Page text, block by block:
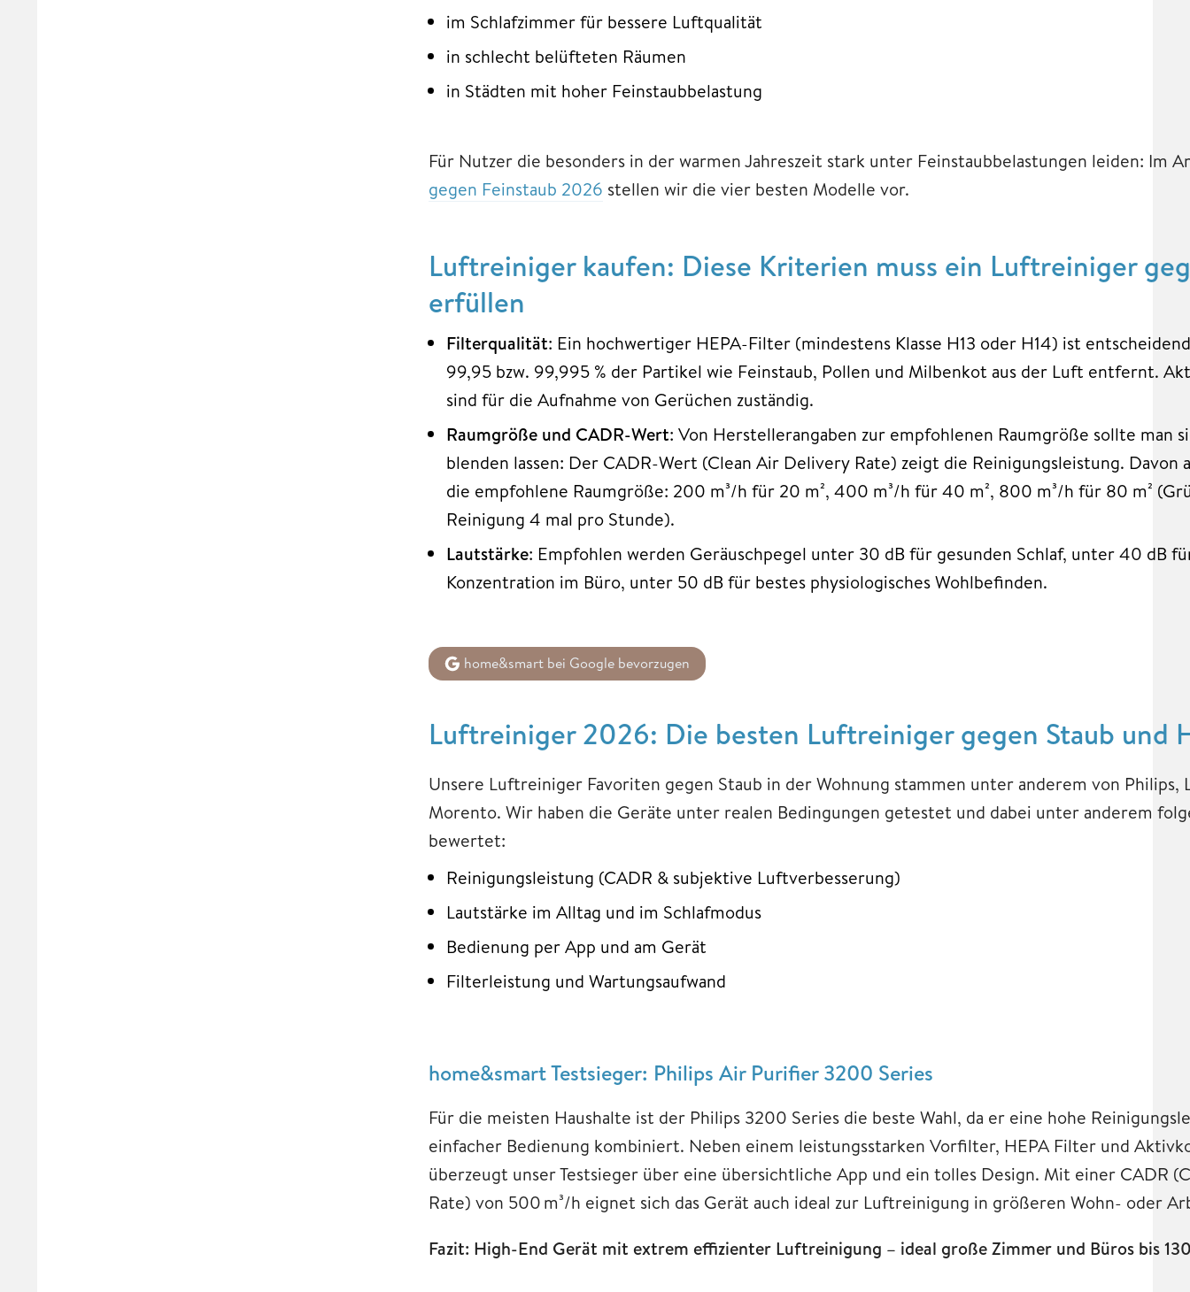
im Schlafzimmer für bessere Luftqualität
in schlecht belüfteten Räumen
in Städten mit hoher Feinstaubbelastung
Für Nutzer die besonders in der warmen Jahreszeit stark unter Feinstaubbelastungen leiden: Im
gegen Feinstaub 2026 stellen wir die vier besten Modelle vor.
Luftreiniger kaufen: Diese Kriterien muss ein Luftreiniger
erfüllen
Filterqualität: Ein hochwertiger HEPA-Filter (mindestens Klasse H13 oder H14) ist
99,95 bzw. 99,995 % der Partikel wie Feinstaub, Pollen und Milbenkot aus der Luft entfernt.
sind für die Aufnahme von Gerüchen zuständig.
Raumgröße und CADR-Wert: Von Herstellerangaben zur empfohlenen Raumgröße sollte man
blenden lassen: Der CADR-Wert (Clean Air Delivery Rate) zeigt die Reinigungsleistung. Davon
die empfohlene Raumgröße: 200 m³/h für 20 m², 400 m³/h für 40 m², 800 m³/h für 80 m²
Reinigung 4 mal pro Stunde).
Lautstärke: Empfohlen werden Geräuschpegel unter 30 dB für gesunden Schlaf, unter 40 dB
Konzentration im Büro, unter 50 dB für bestes physiologisches Wohlbefinden.
home&smart bei Google bevorzugen
Luftreiniger 2026: Die besten Luftreiniger gegen Staub und
Unsere Luftreiniger Favoriten gegen Staub in der Wohnung stammen unter anderem von Philips,
Morento. Wir haben die Geräte unter realen Bedingungen getestet und dabei unter anderem
bewertet:
Reinigungsleistung (CADR & subjektive Luftverbesserung)
Lautstärke im Alltag und im Schlafmodus
Bedienung per App und am Gerät
Filterleistung und Wartungsaufwand
home&smart Testsieger: Philips Air Purifier 3200 Series
Für die meisten Haushalte ist der Philips 3200 Series die beste Wahl, da er eine hohe
einfacher Bedienung kombiniert. Neben einem leistungsstarken Vorfilter, HEPA Filter und
überzeugt unser Testsieger über eine übersichtliche App und ein tolles Design. Mit einer CADR
Rate) von 500 m³/h eignet sich das Gerät auch ideal zur Luftreinigung in größeren Wohn- oder
Fazit: High-End Gerät mit extrem effizienter Luftreinigung – ideal große Zimmer und Büros bis